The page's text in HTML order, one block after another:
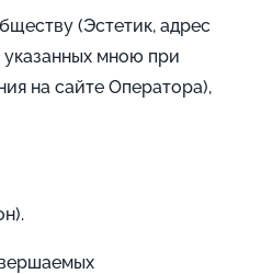
(Эстетик, адрес
мною при
на сайте Оператора),